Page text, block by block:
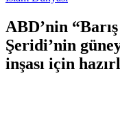
ABD’nin
Şeridi’nin
inşası için